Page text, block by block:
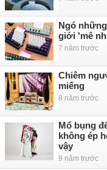
Ngó
giới 'mê
7 năm trước
Chiêm
miếng
8 năm trước
Mổ bụng
không ép
vậy
9 năm trước